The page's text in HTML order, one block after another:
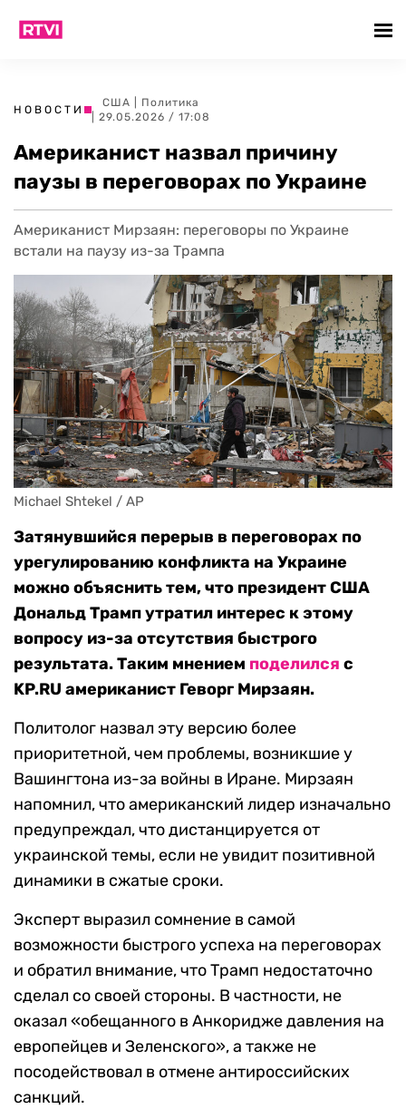
НОВОСТИ
США
Политика
| 29.05.2026 / 17:08
Американист назвал причину
паузы в переговорах по Украине
Американист Мирзаян: переговоры по Украине
встали на паузу из-за Трампа
Michael Shtekel / AP
Затянувшийся перерыв в переговорах по
урегулированию конфликта на Украине
можно объяснить тем, что президент США
Дональд Трамп утратил интерес к этому
вопросу из-за отсутствия быстрого
результата. Таким мнением поделился с
KP.RU американист Геворг Мирзаян.
Политолог назвал эту версию более
приоритетной, чем проблемы, возникшие у
Вашингтона из-за войны в Иране. Мирзаян
напомнил, что американский лидер изначально
предупреждал, что дистанцируется от
украинской темы, если не увидит позитивной
динамики в сжатые сроки.
Эксперт выразил сомнение в самой
возможности быстрого успеха на переговорах
и обратил внимание, что Трамп недостаточно
сделал со своей стороны. В частности, не
оказал «обещанного в Анкоридже давления на
европейцев и Зеленского», а также не
посодействовал в отмене антироссийских
санкций.